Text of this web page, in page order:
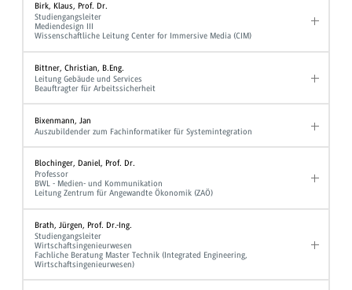
Birk, Klaus, Prof. Dr.
Studiengangsleiter
Mediendesign III
Wissenschaftliche Leitung Center for Immersive Media (CIM)
Bittner, Christian, B.Eng.
Leitung Gebäude und Services
Beauftragter für Arbeitssicherheit
Bixenmann, Jan
Auszubildender zum Fachinformatiker für Systemintegration
Blochinger, Daniel, Prof. Dr.
Professor
BWL - Medien- und Kommunikation
Leitung Zentrum für Angewandte Ökonomik (ZAÖ)
Brath, Jürgen, Prof. Dr.-Ing.
Studiengangsleiter
Wirtschaftsingenieurwesen
Fachliche Beratung Master Technik (Integrated Engineering,
Wirtschaftsingenieurwesen)